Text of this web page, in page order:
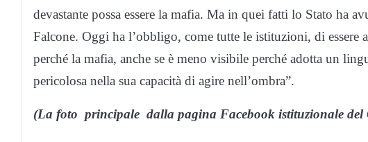
devastante possa essere la mafia. Ma in quei fatti lo Stato ha
Falcone. Oggi ha l’obbligo, come tutte le istituzioni, di essere
perché la mafia, anche se è meno visibile perché adotta un
pericolosa nella sua capacità di agire nell’ombra”.
(La foto principale dalla pagina Facebook istituzionale del